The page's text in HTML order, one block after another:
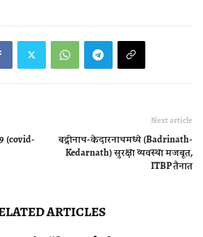
(covid-
Next article
बद्रीनाथ-केदारनाथमध्ये (Badrinath-
Kedarnath) सुरक्षा व्यवस्था मजबूत,
ITBP तैनात
ARTICLES